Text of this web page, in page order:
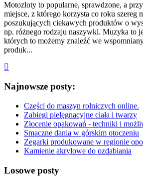
Motozloty to popularne, sprawdzone, a
miejsce, z którego korzysta co roku szereg
poszukujących ciekawych produktów o
np. różnego rodzaju naszywki. Muzyka to
których to możemy znaleźć we
produk...
Najnowsze posty:
Części do maszyn rolniczych online.
Zabiegi pielęgnacyjne ciała i twarzy
Złocenie opakowań - techniki i
Smaczne dania w górskim otoczeniu
Zegarki produkowane w regionie
Kamienie akrylowe do ozdabiania
Losowe posty